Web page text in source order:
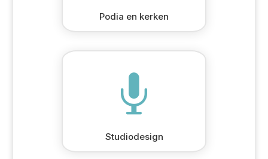
Podia en kerken

Studiodesign